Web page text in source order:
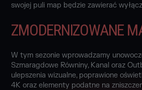
swojej puli map będzie zawierać
ZMODERNIZOWANE
W tym sezonie wprowadzamy
Szmaragdowe Równiny, Kanal oraz
ulepszenia wizualne, poprawione
4K oraz elementy podatne na